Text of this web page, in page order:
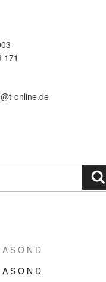
171
online.de
A S O N D
A S O N D